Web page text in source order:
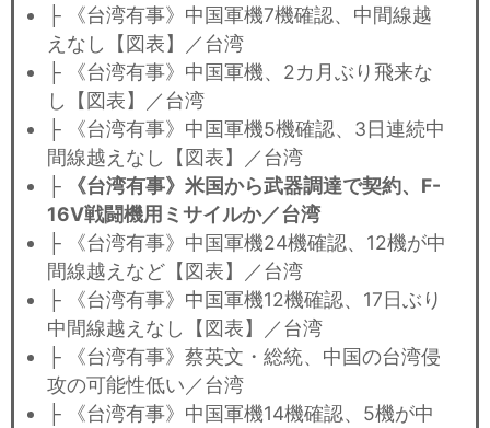
├ 《台湾有事》中国軍機7機確認、中間線越
えなし【図表】／台湾
├ 《台湾有事》中国軍機、2カ月ぶり飛来な
し【図表】／台湾
├ 《台湾有事》中国軍機5機確認、3日連続中
間線越えなし【図表】／台湾
├
《台湾有事》米国から武器調達で契約、F-
16V戦闘機用ミサイルか／台湾
├ 《台湾有事》中国軍機24機確認、12機が中
間線越えなど【図表】／台湾
├ 《台湾有事》中国軍機12機確認、17日ぶり
中間線越えなし【図表】／台湾
├ 《台湾有事》蔡英文・総統、中国の台湾侵
攻の可能性低い／台湾
├ 《台湾有事》中国軍機14機確認、5機が中